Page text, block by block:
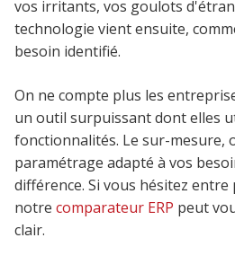
vos irritants, vos goulots
technologie vient ensuite,
besoin identifié.
On ne compte plus les
un outil surpuissant dont elles
fonctionnalités. Le sur-mesure,
paramétrage adapté à vos
différence. Si vous hésitez
notre comparateur ERP peut
clair.